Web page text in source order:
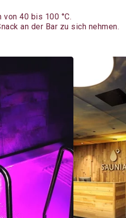
40 bis 100 °C.
an der Bar zu sich nehmen.